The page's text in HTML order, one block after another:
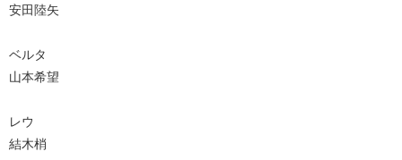
安田陸矢
ベルタ
山本希望
レウ
結木梢